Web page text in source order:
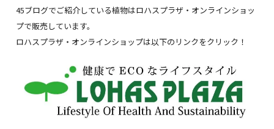
45ブログでご紹介している植物はロハスプラザ・オンラインショッ
プで販売しています。
ロハスプラザ・オンラインショップは以下のリンクをクリック！